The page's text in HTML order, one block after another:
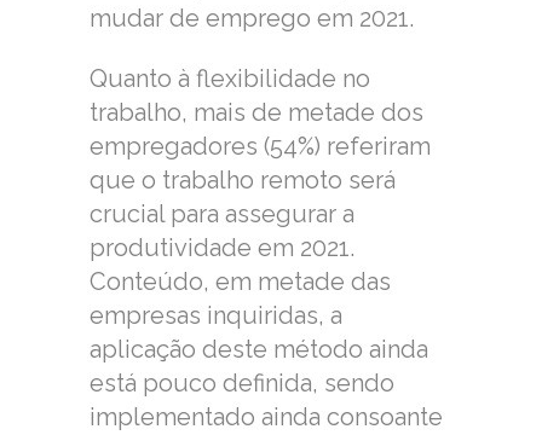
mudar de emprego em 2021.
Quanto à flexibilidade no
trabalho, mais de metade dos
empregadores (54%) referiram
que o trabalho remoto será
crucial para assegurar a
produtividade em 2021.
Conteúdo, em metade das
empresas inquiridas, a
aplicação deste método ainda
está pouco definida, sendo
implementado ainda consoante